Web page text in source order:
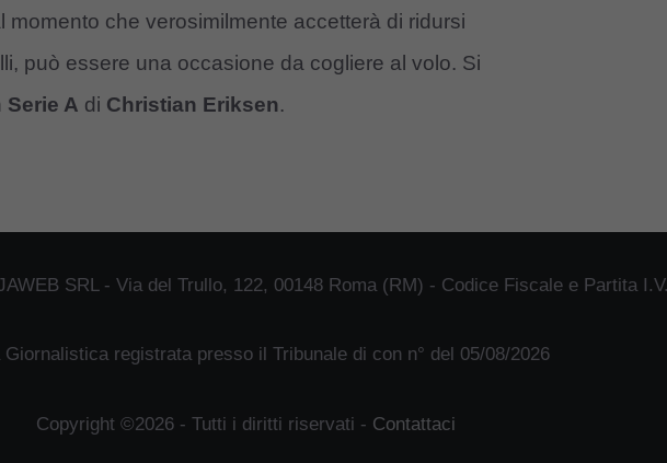
momento che verosimilmente accetterà di ridursi
può essere una occasione da cogliere al volo. Si
Serie A di Christian Eriksen.
SRL - Via del Trullo, 122, 00148 Roma (RM) - Codice Fiscale e Partita
Giornalistica registrata presso il Tribunale di con n° del 05/08/2026
Copyright ©2026 - Tutti i diritti riservati - Contattaci